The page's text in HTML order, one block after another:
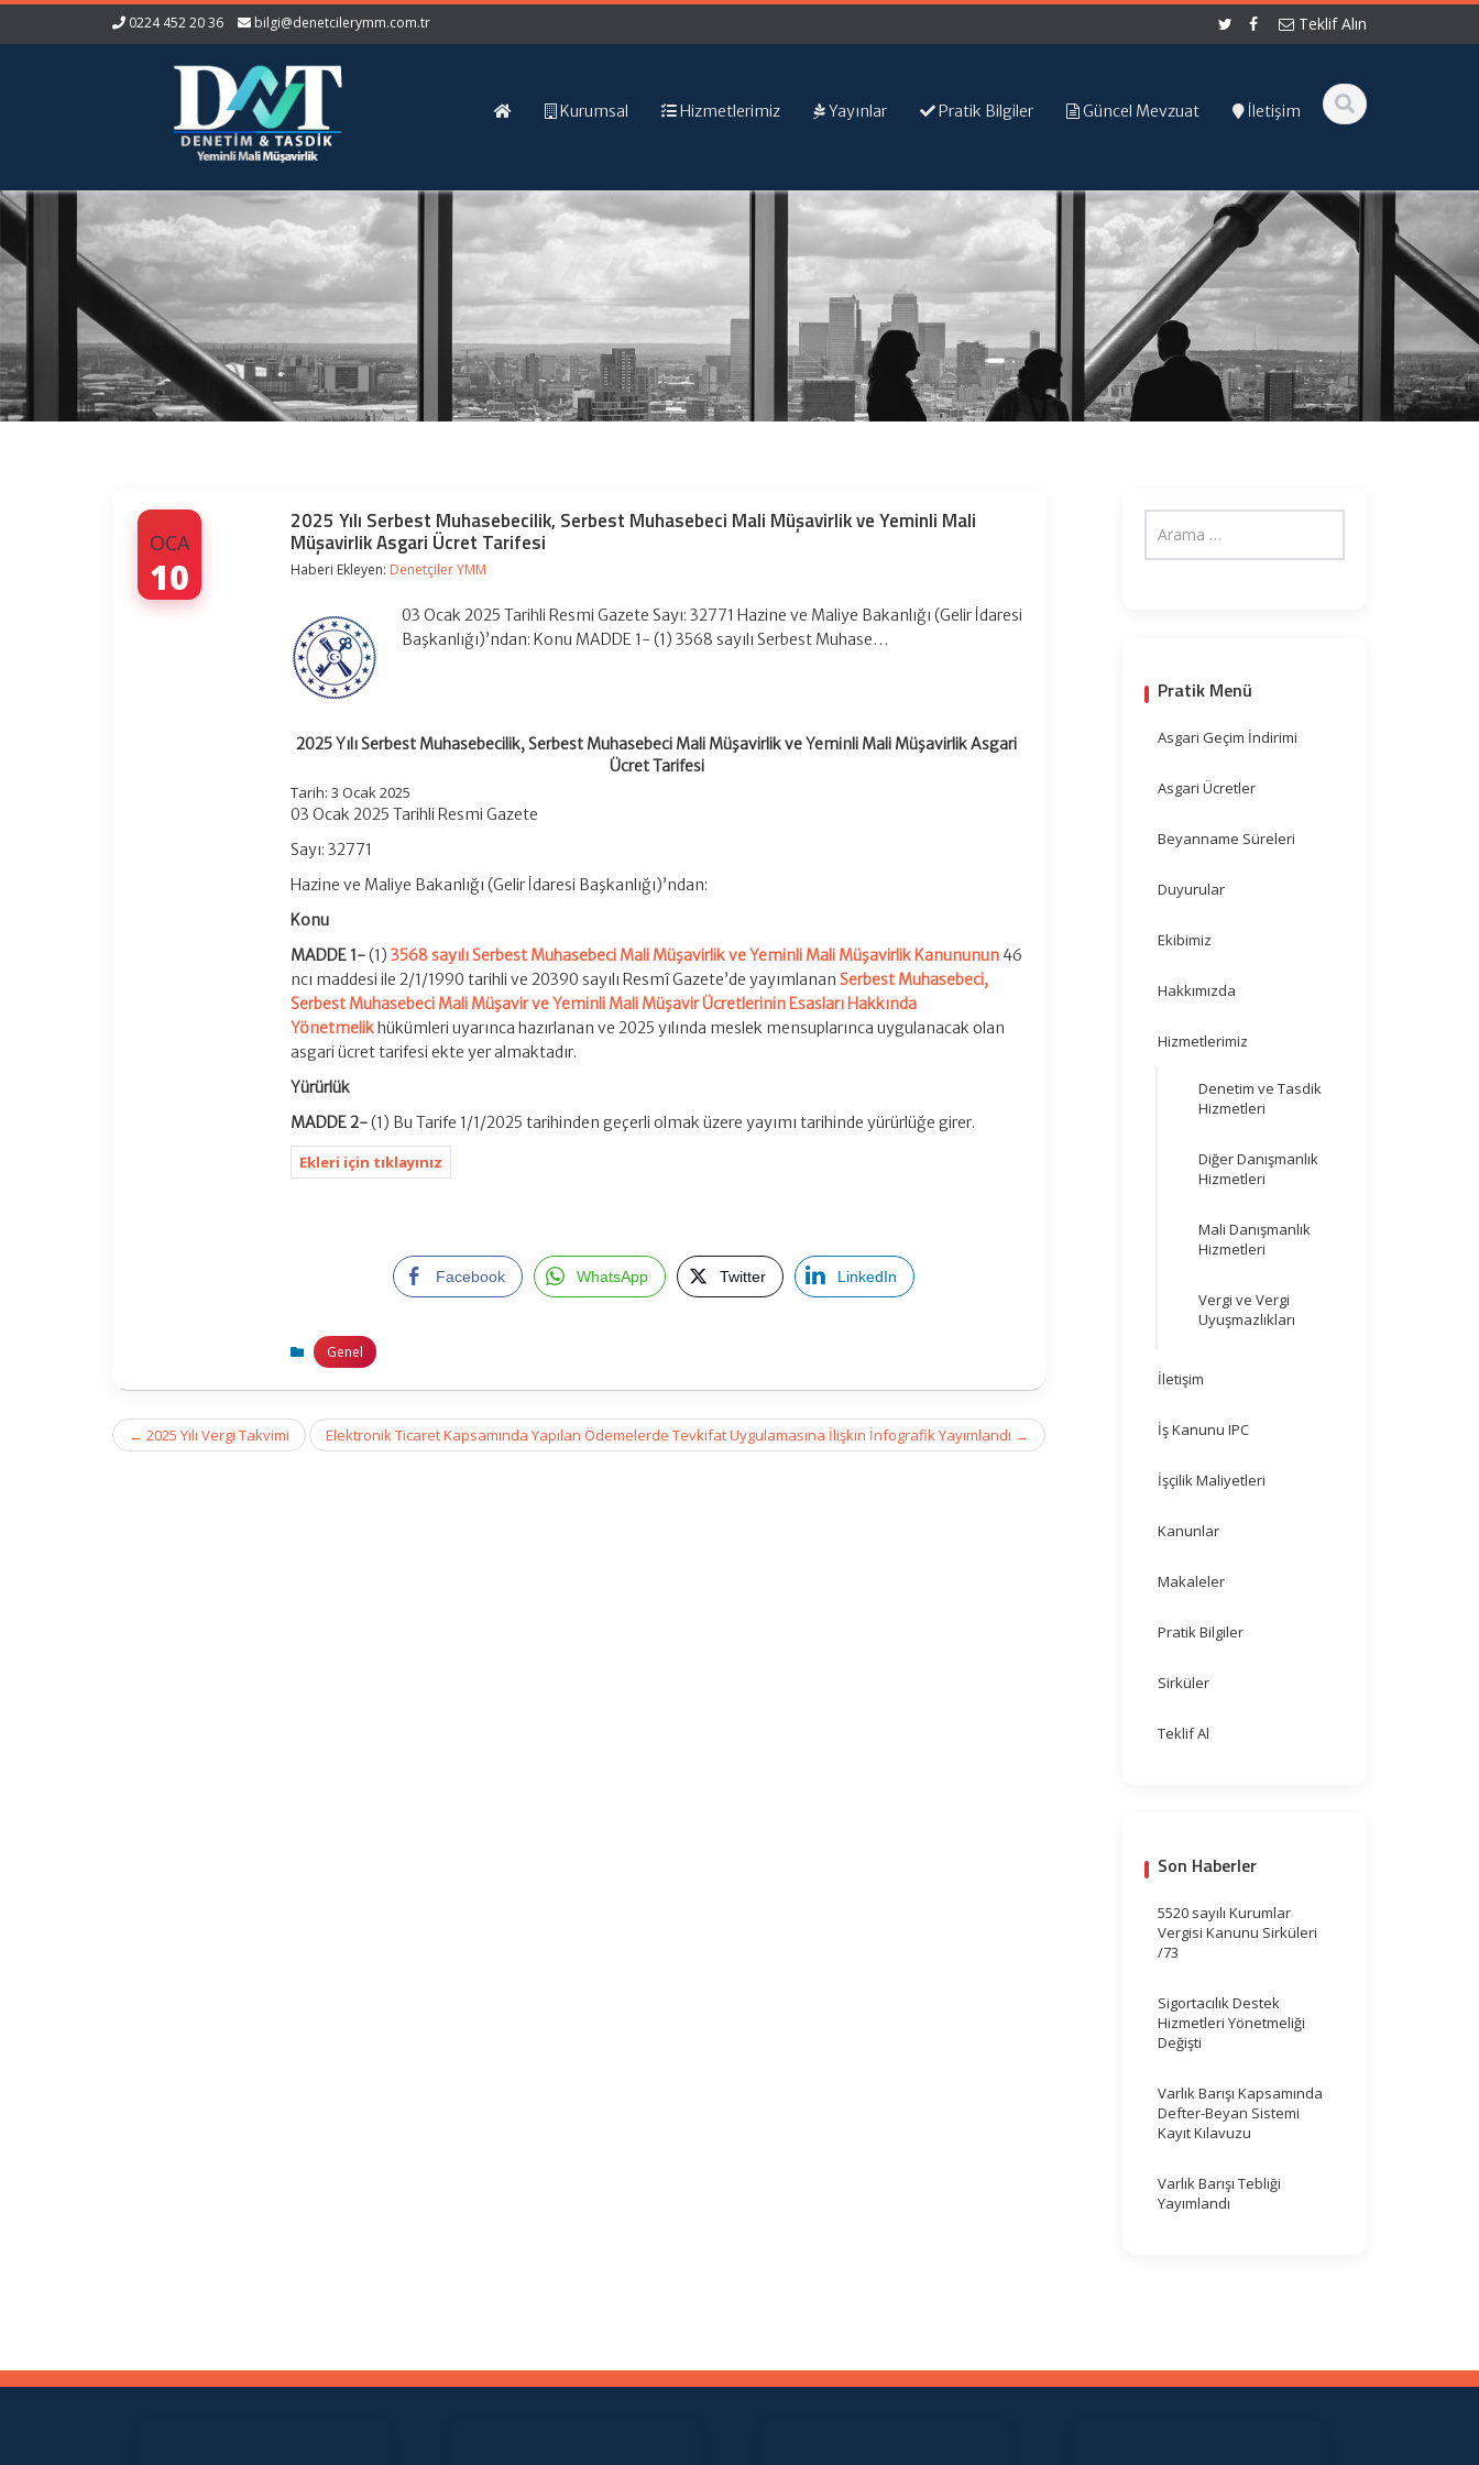
0224 452 20 36 bilgi@denetcilerymm.com.tr Teklif Alın
Kurumsal Hizmetlerimiz Yayınlar Pratik Bilgiler Güncel Mevzuat İletişim
OCA
10
2025 Yılı Serbest Muhasebecilik, Serbest Muhasebeci Mali Müşavirlik ve Yeminli Mali
Müşavirlik Asgari Ücret Tarifesi
Haberi Ekleyen: Denetçiler YMM
03 Ocak 2025 Tarihli Resmi Gazete Sayı: 32771 Hazine ve Maliye Bakanlığı (Gelir İdaresi
Başkanlığı)’ndan: Konu MADDE 1- (1) 3568 sayılı Serbest Muhase…
2025 Yılı Serbest Muhasebecilik, Serbest Muhasebeci Mali Müşavirlik ve Yeminli Mali Müşavirlik Asgari
Ücret Tarifesi
Tarih: 3 Ocak 2025
03 Ocak 2025 Tarihli Resmi Gazete
Sayı: 32771
Hazine ve Maliye Bakanlığı (Gelir İdaresi Başkanlığı)’ndan:
Konu
MADDE 1-(1)3568 sayılı Serbest Muhasebeci Mali Müşavirlik ve Yeminli Mali Müşavirlik Kanununun 46
ncı maddesi ile 2/1/1990 tarihli ve 20390 sayılı Resmî Gazete’de yayımlananSerbest Muhasebeci,
Serbest Muhasebeci Mali Müşavir ve Yeminli Mali Müşavir Ücretlerinin Esasları Hakkında
Yönetmelik hükümleri uyarınca hazırlanan ve 2025 yılında meslek mensuplarınca uygulanacak olan
asgari ücret tarifesi ekte yer almaktadır.
Yürürlük
MADDE 2-(1) Bu Tarife 1/1/2025 tarihinden geçerli olmak üzere yayımı tarihinde yürürlüğe girer.
Ekleri için tıklayınız
Facebook WhatsApp Twitter LinkedIn
Genel
Post
navigation
← 2025 Yılı Vergi Takvimi Elektronik Ticaret Kapsamında Yapılan Ödemelerde Tevkifat Uygulamasına İlişkin İnfografik Yayımlandı →
Pratik Menü
Asgari Geçim İndirimi
Asgari Ücretler
Beyanname Süreleri
Duyurular
Ekibimiz
Hakkımızda
Hizmetlerimiz
Denetim ve Tasdik
Hizmetleri
Diğer Danışmanlık
Hizmetleri
Mali Danışmanlık
Hizmetleri
Vergi ve Vergi
Uyuşmazlıkları
İletişim
İş Kanunu IPC
İşçilik Maliyetleri
Kanunlar
Makaleler
Pratik Bilgiler
Sirküler
Teklif Al
Son Haberler
5520 sayılı Kurumlar
Vergisi Kanunu Sirküleri
/73
Sigortacılık Destek
Hizmetleri Yönetmeliği
Değişti
Varlık Barışı Kapsamında
Defter-Beyan Sistemi
Kayıt Kılavuzu
Varlık Barışı Tebliği
Yayımlandı